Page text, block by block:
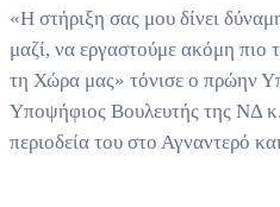
«Η στήριξη σας μου δίνει
μαζί, να εργαστούμε ακόμη πιο
τη Χώρα μας» τόνισε ο πρώην
Υποψήφιος Βουλευτής της ΝΔ
περιοδεία του στο Αγναντερό